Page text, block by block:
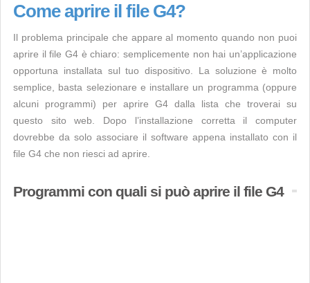
Come aprire il file G4?
Il problema principale che appare al momento quando non puoi
aprire il file G4 è chiaro: semplicemente non hai un’applicazione
opportuna installata sul tuo dispositivo. La soluzione è molto
semplice, basta selezionare e installare un programma (oppure
alcuni programmi) per aprire G4 dalla lista che troverai su
questo sito web. Dopo l’installazione corretta il computer
dovrebbe da solo associare il software appena installato con il
file G4 che non riesci ad aprire.
Programmi con quali si può aprire il file G4